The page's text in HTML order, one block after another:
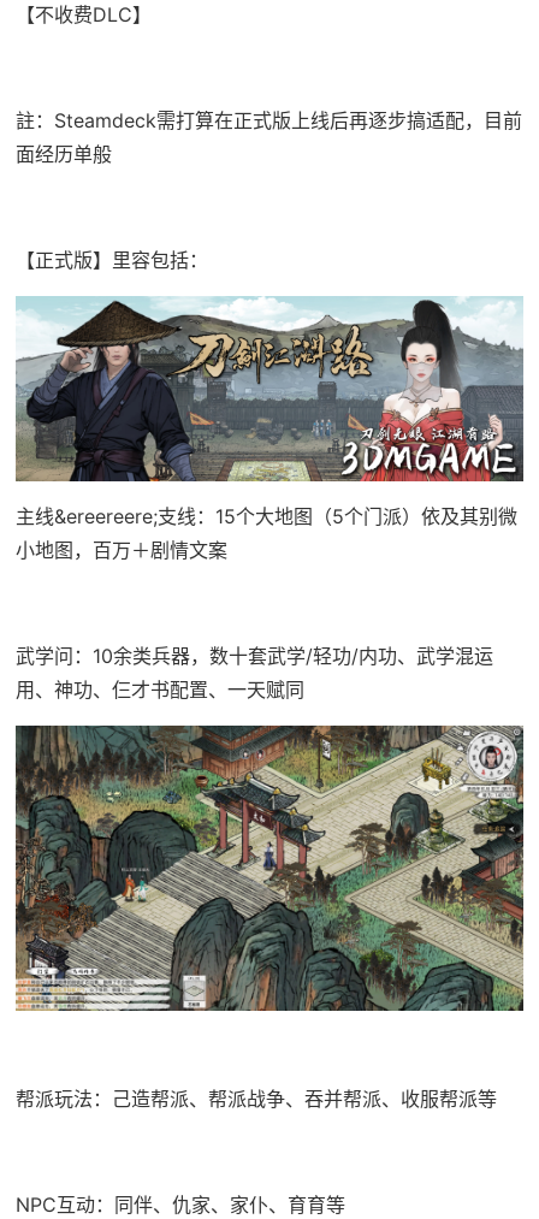
【不收费DLC】
註：Steamdeck需打算在正式版上线后再逐步搞适配，目前
面经历单般
【正式版】里容包括：
主线&ereereere;支线：15个大地图（5个门派）依及其别微
小地图，百万＋剧情文案
武学问：10余类兵器，数十套武学/轻功/内功、武学混运
用、神功、仨才书配置、一天赋同
帮派玩法：己造帮派、帮派战争、吞并帮派、收服帮派等
NPC互动：同伴、仇家、家仆、育育等